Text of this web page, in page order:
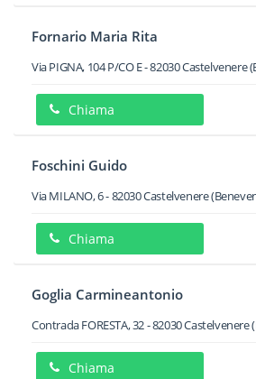
Fornario Maria Rita
Via PIGNA, 104 P/CO E-82030Castelvenere
Chiama
Foschini Guido
Via MILANO, 6-82030Castelvenere
Chiama
Goglia Carmineantonio
Contrada FORESTA, 32-82030Castelvenere
Chiama